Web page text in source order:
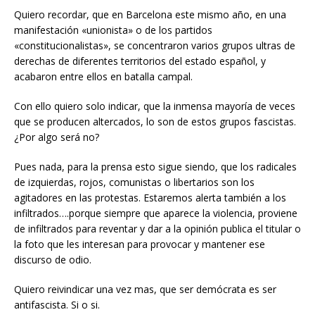
Quiero recordar, que en Barcelona este mismo año, en una
manifestación «unionista» o de los partidos
«constitucionalistas», se concentraron varios grupos ultras de
derechas de diferentes territorios del estado español, y
acabaron entre ellos en batalla campal.
Con ello quiero solo indicar, que la inmensa mayoría de veces
que se producen altercados, lo son de estos grupos fascistas.
¿Por algo será no?
Pues nada, para la prensa esto sigue siendo, que los radicales
de izquierdas, rojos, comunistas o libertarios son los
agitadores en las protestas. Estaremos alerta también a los
infiltrados….porque siempre que aparece la violencia, proviene
de infiltrados para reventar y dar a la opinión publica el titular o
la foto que les interesan para provocar y mantener ese
discurso de odio.
Quiero reivindicar una vez mas, que ser demócrata es ser
antifascista. Si o si.